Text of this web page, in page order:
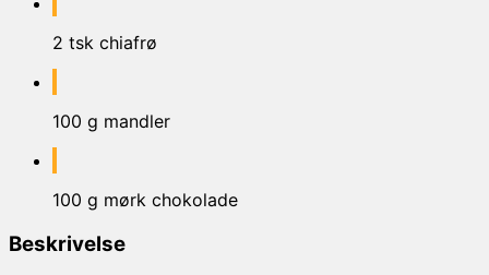
2 tsk chiafrø
100 g mandler
100 g mørk chokolade
Beskrivelse